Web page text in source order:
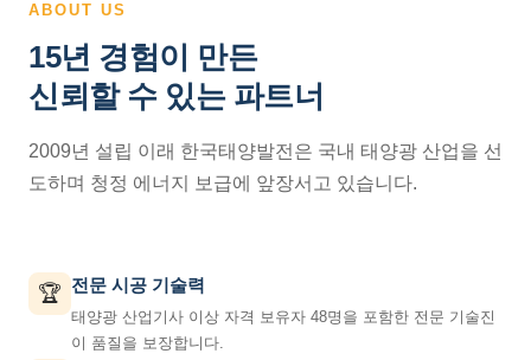
ABOUT US
15년 경험이 만든
신뢰할 수 있는 파트너
2009년 설립 이래 한국태양발전은 국내 태양광 산업을 선
도하며 청정 에너지 보급에 앞장서고 있습니다.
🏆 전문 시공 기술력
태양광 산업기사 이상 자격 보유자 48명을 포함한 전문 기술진
이 품질을 보장합니다.